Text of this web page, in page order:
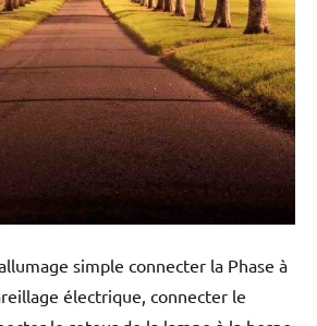
simple connecter la Phase à
électrique, connecter le